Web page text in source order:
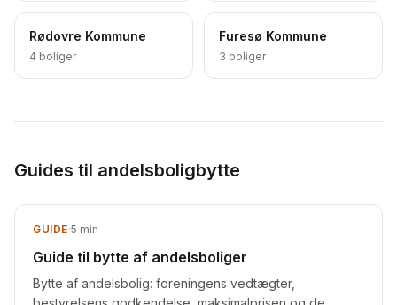
Rødovre Kommune
4 boliger
Furesø Kommune
3 boliger
Guides til andelsboligbytte
GUIDE·5 min
Guide til bytte af andelsboliger
Bytte af andelsbolig: foreningens vedtægter,